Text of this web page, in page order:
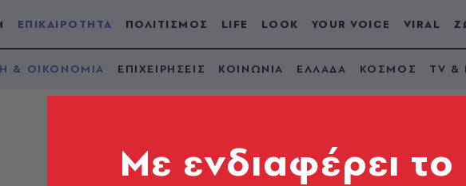
ΕΠΙΚΑΙΡΟΤΗΤΑ ΠΟΛΙΤΙΣΜΟΣ LIFE LOOK YOUR VOICE VIRAL
& ΟΙΚΟΝΟΜΙΑ ΕΠΙΧΕΙΡΗΣΕΙΣ ΚΟΙΝΩΝΙΑ ΕΛΛΑΔΑ ΚΟΣΜΟΣ TV &
Mε ενδιαφέρει το